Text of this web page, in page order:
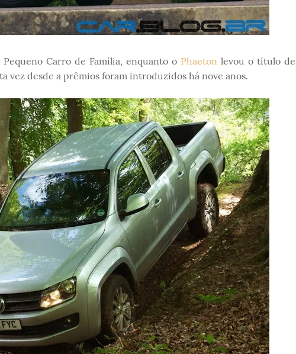
Carro de Família, enquanto o Phaeton levou o título de
vez desde a prêmios foram introduzidos há nove anos.